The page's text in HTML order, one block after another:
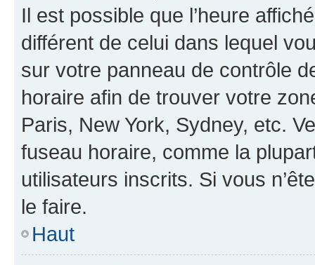
Il est possible que l’heure
différent de celui dans lequel
sur votre panneau de contrôle
horaire afin de trouver votre
Paris, New York, Sydney, etc.
fuseau horaire, comme la
utilisateurs inscrits. Si vous
le faire.
Haut